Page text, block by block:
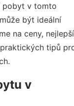
pobyt v tomto
být ideální
na ceny, nejlepší
tipů
v